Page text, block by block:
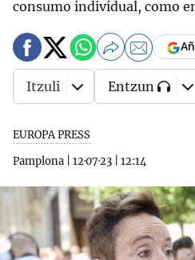
consumo individual, como
EUROPA PRESS
Pamplona
12·07·23 12:14
Itzuli Entzun